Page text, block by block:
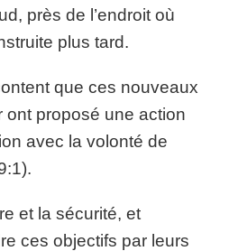
près de l’endroit où
plus tard.
que ces nouveaux
ont proposé une action
avec la volonté de
et la sécurité, et
ces objectifs par leurs